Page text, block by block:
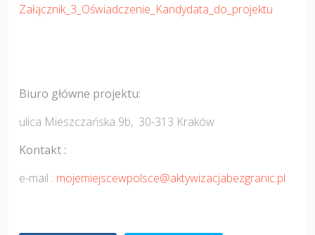
Załącznik_3_Oświadczenie_Kandydata_do_projektu
Biuro główne projektu:
ulica Mieszczańska 9b, 30-313 Kraków
Kontakt :
e-mail : mojemiejscewpolsce@aktywizacjabezgranic.pl